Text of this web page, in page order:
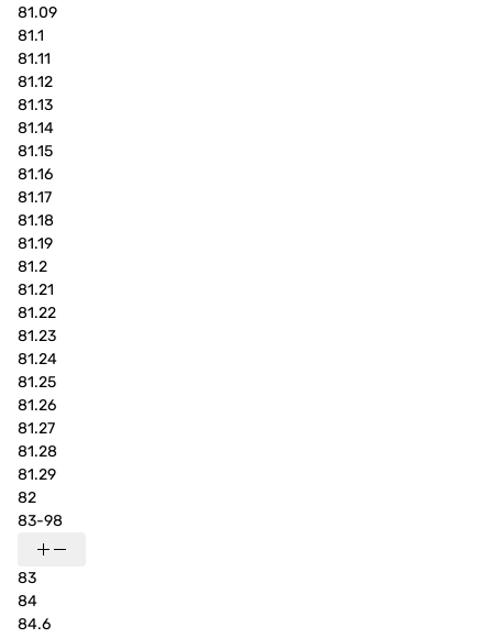
81.09
81.1
81.11
81.12
81.13
81.14
81.15
81.16
81.17
81.18
81.19
81.2
81.21
81.22
81.23
81.24
81.25
81.26
81.27
81.28
81.29
82
83-98
83
84
84.6